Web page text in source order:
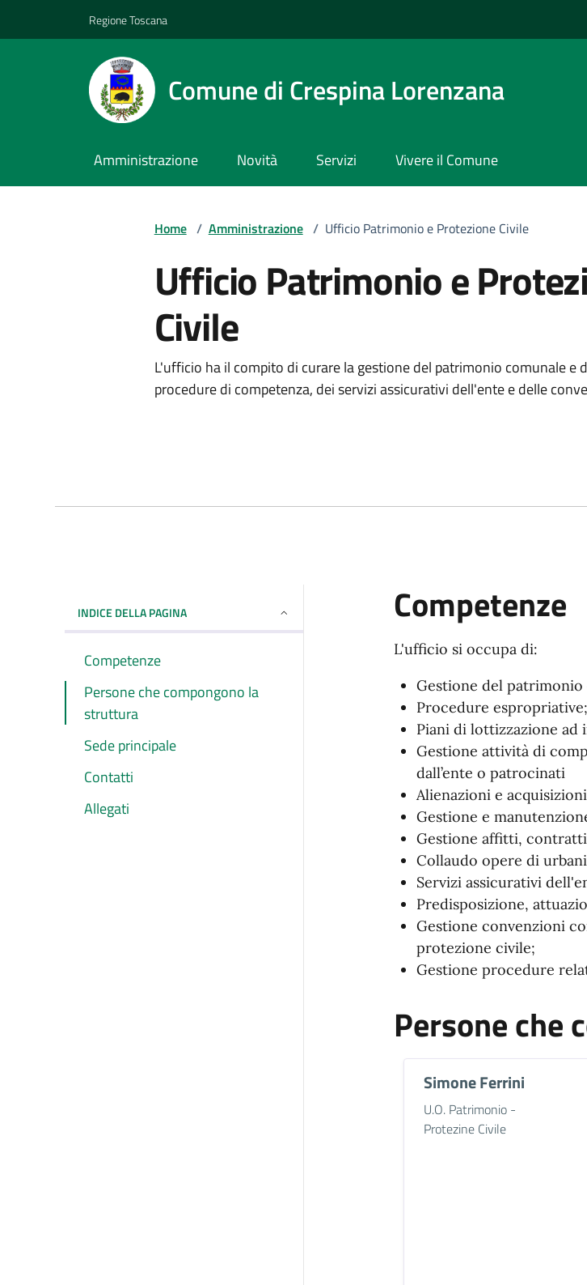
Regione Toscana
Comune di Crespina Lorenzana
Amministrazione Novità Servizi Vivere il Comune
Home / Amministrazione / Ufficio Patrimonio e Protezione Civile
Ufficio Patrimonio e
Civile
L'ufficio ha il compito di curare la gestione del patrimonio comunale e
procedure di competenza, dei servizi assicurativi dell'ente e delle
INDICE DELLA PAGINA
Competenze
Persone che compongono la
struttura
Sede principale
Contatti
Allegati
Competenze
L'ufficio si occupa di:
Gestione del patrimonio
Procedure espropriative;
Piani di lottizzazione ad
Gestione attività di
dall’ente o patrocinati
Alienazioni e
Gestione e
Gestione affitti,
Collaudo opere di
Servizi assicurativi
Predisposizione,
Gestione convenzioni
protezione civile;
Gestione procedure
Persone che
Simone Ferrini
Descrizione breve
U.O. Patrimonio -
Protezine Civile